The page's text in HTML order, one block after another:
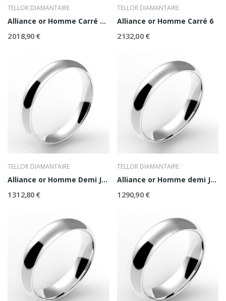
TELLOR DIAMANTAIRE
Alliance or Homme Carré 5,5
2 018,90 €
TELLOR DIAMANTAIRE
Alliance or Homme Carré 6
2 132,00 €
TELLOR DIAMANTAIRE
Alliance or Homme Demi Jonc 4
1 312,80 €
TELLOR DIAMANTAIRE
Alliance or Homme demi Jonc 4,5
1 290,90 €